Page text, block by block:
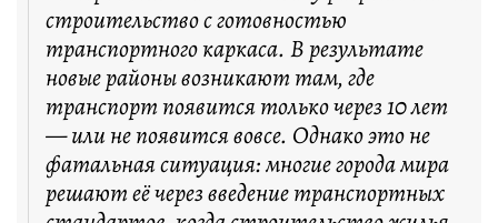
строительство с готовностью
транспортного каркаса. В результате
новые районы возникают там, где
транспорт появится только через 10 лет
— или не появится вовсе. Однако это не
фатальная ситуация: многие города мира
решают её через введение транспортных